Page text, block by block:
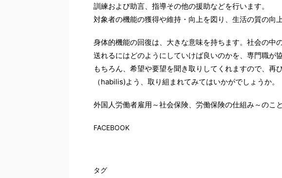
訓練および助言、指導その他の援助などを行います。
対象者の機能の獲得や維持・向上を図り、生活の質の向
身体的機能の回復は、大きな意味を持ちます。社会の中
送れるにはどのようにしていけば良いのかを、専門職が
もちろん、希望や要望を聞き取りしてくれますので、再
（habilis)よう、取り組まれてみてはいかがでしょうか。
外国人労働者雇用～社会保険、労働保険の仕組み～のこ
FACEBOOK
タグ